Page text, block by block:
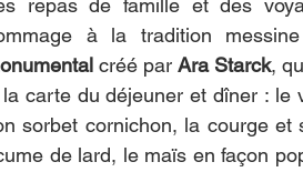
repas de famille et des
à la tradition
créé par Ara Starck,
carte du déjeuner et dîner : le
sorbet cornichon, la courge
de lard, le maïs en façon